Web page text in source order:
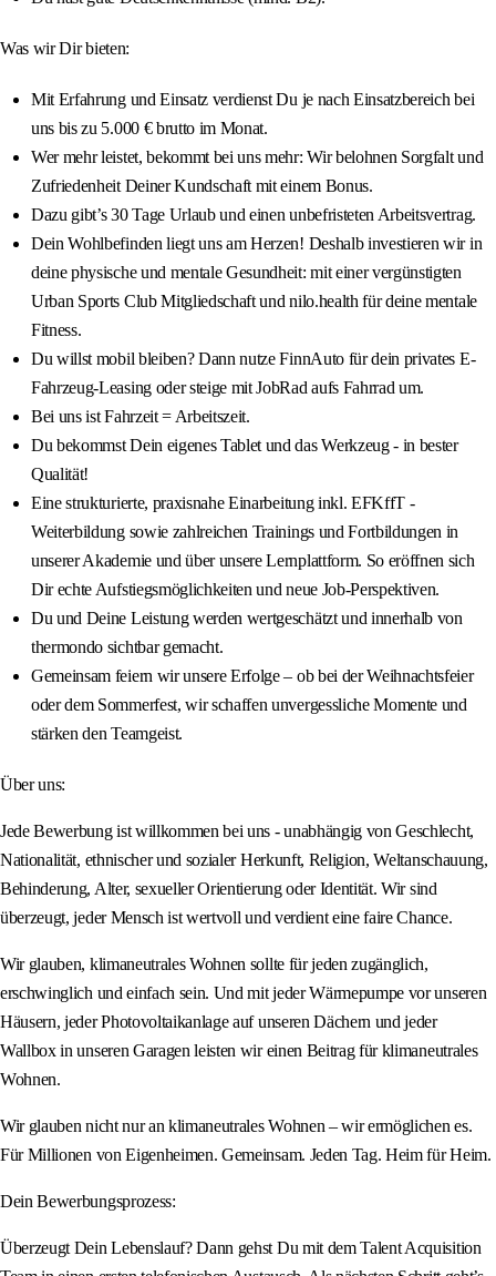
Was wir Dir bieten:
Mit Erfahrung und Einsatz verdienst Du je nach Einsatzbereich bei
uns bis zu 5.000 € brutto im Monat.
Wer mehr leistet, bekommt bei uns mehr: Wir belohnen Sorgfalt und
Zufriedenheit Deiner Kundschaft mit einem Bonus.
Dazu gibt’s 30 Tage Urlaub und einen unbefristeten Arbeitsvertrag.
Dein Wohlbefinden liegt uns am Herzen! Deshalb investieren wir in
deine physische und mentale Gesundheit: mit einer vergünstigten
Urban Sports Club Mitgliedschaft und nilo.health für deine mentale
Fitness.
Du willst mobil bleiben? Dann nutze FinnAuto für dein privates E-
Fahrzeug-Leasing oder steige mit JobRad aufs Fahrrad um.
Bei uns ist Fahrzeit = Arbeitszeit.
Du bekommst Dein eigenes Tablet und das Werkzeug - in bester
Qualität!
Eine strukturierte, praxisnahe Einarbeitung inkl. EFKffT -
Weiterbildung sowie zahlreichen Trainings und Fortbildungen in
unserer Akademie und über unsere Lernplattform. So eröffnen sich
Dir echte Aufstiegsmöglichkeiten und neue Job-Perspektiven.
Du und Deine Leistung werden wertgeschätzt und innerhalb von
thermondo sichtbar gemacht.
Gemeinsam feiern wir unsere Erfolge – ob bei der Weihnachtsfeier
oder dem Sommerfest, wir schaffen unvergessliche Momente und
stärken den Teamgeist.
Über uns:
Jede Bewerbung ist willkommen bei uns - unabhängig von Geschlecht,
Nationalität, ethnischer und sozialer Herkunft, Religion, Weltanschauung,
Behinderung, Alter, sexueller Orientierung oder Identität. Wir sind
überzeugt, jeder Mensch ist wertvoll und verdient eine faire Chance.
Wir glauben, klimaneutrales Wohnen sollte für jeden zugänglich,
erschwinglich und einfach sein. Und mit jeder Wärmepumpe vor unseren
Häusern, jeder Photovoltaikanlage auf unseren Dächern und jeder
Wallbox in unseren Garagen leisten wir einen Beitrag für klimaneutrales
Wohnen.
Wir glauben nicht nur an klimaneutrales Wohnen – wir ermöglichen es.
Für Millionen von Eigenheimen. Gemeinsam. Jeden Tag. Heim für Heim.
Dein Bewerbungsprozess:
Überzeugt Dein Lebenslauf? Dann gehst Du mit dem Talent Acquisition